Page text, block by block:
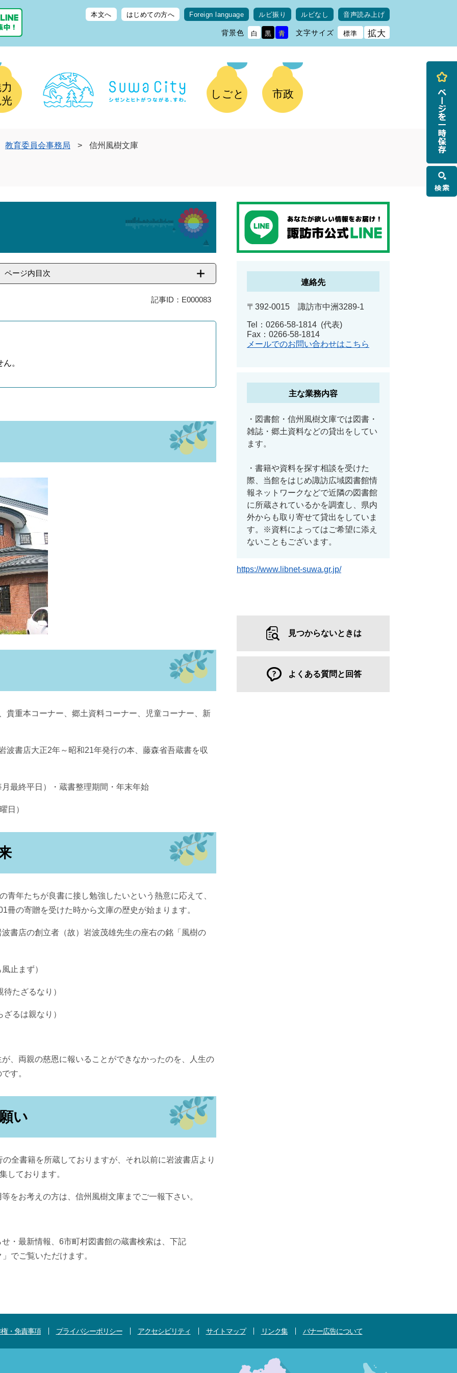
本文へ はじめての方へ Foreign language ルビ振り ルビなし 音声読み上げ
背景色 白 黒 青 文字サイズ 標準 拡大
しごと 市政
教育委員会事務局 > 信州風樹文庫
ページ内目次
記事ID：E000083
。
貴重本コーナー、郷土資料コーナー、児童コーナー、新
波書店大正2年～昭和21年発行の本、藤森省吾蔵書を収
最終平日）・蔵書整理期間・年末年始
日）
年たちが良書に接し勉強したいという熱意に応えて、
冊の寄贈を受けた時から文庫の歴史が始まります。
書店の創立者（故）岩波茂雄先生の座右の銘「風樹の
止まず）
たざるなり）
るは親なり）
、両親の慈恩に報いることができなかったのを、人生の
す。
い
全書籍を所蔵しておりますが、それ以前に岩波書店より
しております。
をお考えの方は、信州風樹文庫までご一報下さい。
・最新情報、6市町村図書館の蔵書検索は、下記
でご覧いただけます。
連絡先
〒392-0015 諏訪市中洲3289-1
Tel：0266-58-1814
代表
Fax：0266-58-1814
メールでのお問い合わせはこちら
主な業務内容
・図書館・信州風樹文庫では図書・
雑誌・郷土資料などの貸出をしてい
ます。
・書籍や資料を探す相談を受けた
際、当館をはじめ諏訪広域図書館情
報ネットワークなどで近隣の図書館
に所蔵されているかを調査し、県内
外からも取り寄せて貸出をしていま
す。※資料によってはご希望に添え
ないこともございます。
https://www.libnet-suwa.gr.jp/
見つからないときは
よくある質問と回答
・免責事項 プライバシーポリシー アクセシビリティ サイトマップ リンク集 バナー広告について